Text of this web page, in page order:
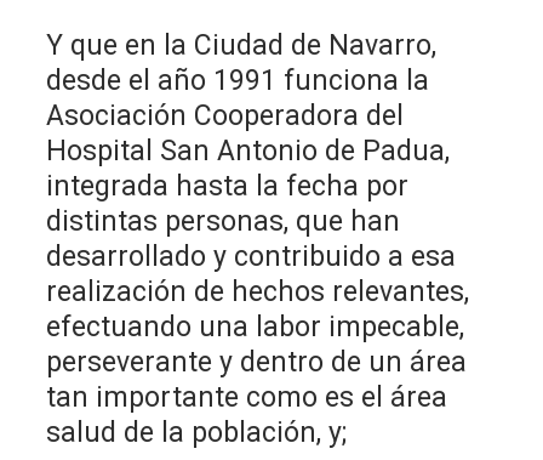
Y que en la Ciudad de Navarro,
desde el año 1991 funciona la
Asociación Cooperadora del
Hospital San Antonio de Padua,
integrada hasta la fecha por
distintas personas, que han
desarrollado y contribuido a esa
realización de hechos relevantes,
efectuando una labor impecable,
perseverante y dentro de un área
tan importante como es el área
salud de la población, y;